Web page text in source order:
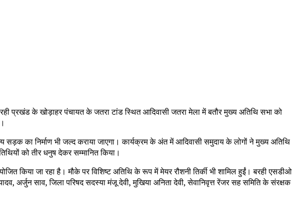
प्रखंड के खोड़ाहर पंचायत के जतरा टांड स्थित आदिवासी जतरा मेला में बतौर मुख्य अतिथि सभा को
का निर्माण भी जल्द कराया जाएगा। कार्यक्रम के अंत में आदिवासी समुदाय के लोगों ने मुख्य अतिथि
को तीर धनुष देकर सम्मानित किया।
किया जा रहा है। मौके पर विशिष्ट अतिथि के रूप में मेयर रौशनी तिर्की भी शामिल हुईं। बरही एसडीओ
अर्जुन साव, जिला परिषद सदस्या मंजू देवी, मुखिया अनिता देवी, सेवानिवृत्त रेंजर सह समिति के संरक्षक